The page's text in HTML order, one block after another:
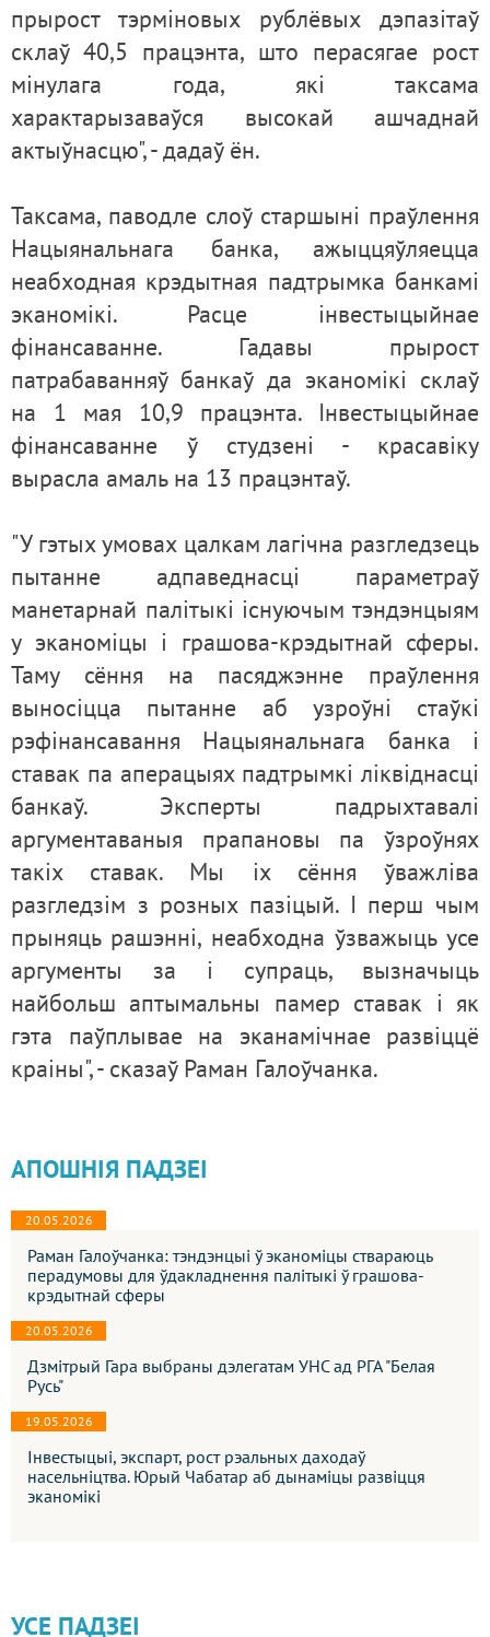
прырост тэрміновых рублёвых дэпазітаў
склаў 40,5 працэнта, што перасягае рост
мінулага года, які таксама
характарызаваўся высокай ашчаднай
актыўнасцю", - дадаў ён.
Таксама, паводле слоў старшыні праўлення
Нацыянальнага банка, ажыццяўляецца
неабходная крэдытная падтрымка банкамі
эканомікі. Расце інвестыцыйнае
фінансаванне. Гадавы прырост
патрабаванняў банкаў да эканомікі склаў
на 1 мая 10,9 працэнта. Інвестыцыйнае
фінансаванне ў студзені - красавіку
вырасла амаль на 13 працэнтаў.
"У гэтых умовах цалкам лагічна разгледзець
пытанне адпаведнасці параметраў
манетарнай палітыкі існуючым тэндэнцыям
у эканоміцы і грашова-крэдытнай сферы.
Таму сёння на пасяджэнне праўлення
выносіцца пытанне аб узроўні стаўкі
рэфінансавання Нацыянальнага банка і
ставак па аперацыях падтрымкі ліквіднасці
банкаў. Эксперты падрыхтавалі
аргументаваныя прапановы па ўзроўнях
такіх ставак. Мы іх сёння ўважліва
разгледзім з розных пазіцый. І перш чым
прыняць рашэнні, неабходна ўзважыць усе
аргументы за і супраць, вызначыць
найбольш аптымальны памер ставак і як
гэта паўплывае на эканамічнае развіццё
краіны", - сказаў Раман Галоўчанка.
АПОШНІЯ ПАДЗЕІ
20.05.2026
Раман Галоўчанка: тэндэнцыі ў эканоміцы ствараюць
перадумовы для ўдакладнення палітыкі ў грашова-
крэдытнай сферы
20.05.2026
Дзмітрый Гара выбраны дэлегатам УНС ад РГА "Белая
Русь"
19.05.2026
Інвестыцыі, экспарт, рост рэальных даходаў
насельніцтва. Юрый Чабатар аб дынаміцы развіцця
эканомікі
УСЕ ПАДЗЕІ